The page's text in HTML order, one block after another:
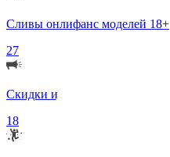
Сливы онлифанс моделей 18+
27
Скидки и Акции
18